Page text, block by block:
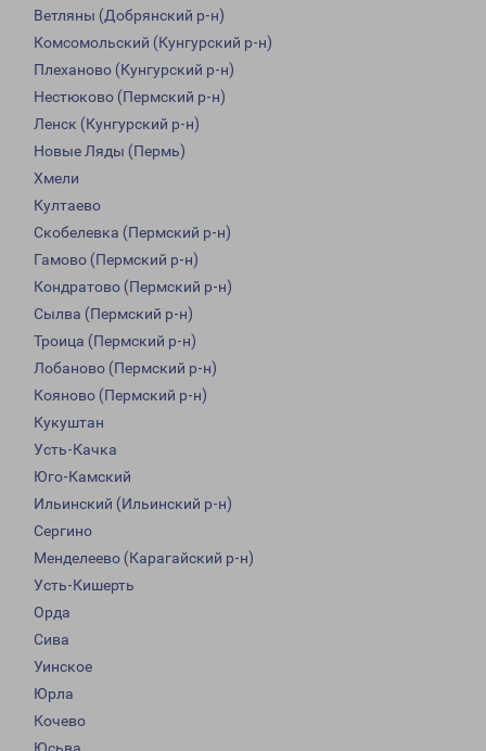
Ветляны (Добрянский р-н)
Комсомольский (Кунгурский р-н)
Плеханово (Кунгурский р-н)
Нестюково (Пермский р-н)
Ленск (Кунгурский р-н)
Новые Ляды (Пермь)
Хмели
Култаево
Скобелевка (Пермский р-н)
Гамово (Пермский р-н)
Кондратово (Пермский р-н)
Сылва (Пермский р-н)
Троица (Пермский р-н)
Лобаново (Пермский р-н)
Кояново (Пермский р-н)
Кукуштан
Усть-Качка
Юго-Камский
Ильинский (Ильинский р-н)
Сергино
Менделеево (Карагайский р-н)
Усть-Кишерть
Орда
Сива
Уинское
Юрла
Кочево